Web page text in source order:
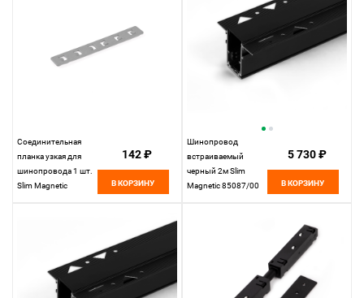
Соединительная
планка узкая для
шинопровода 1 шт.
Slim Magnetic
142 ₽
В КОРЗИНУ
Шинопровод
встраиваемый
черный 2м Slim
Magnetic 85087/00
5 730 ₽
В КОРЗИНУ